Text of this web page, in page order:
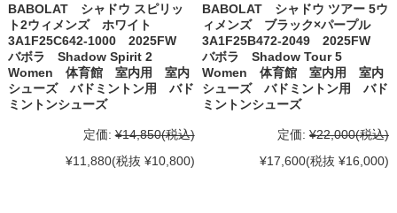
BABOLAT シャドウ スピリッ
ト2ウィメンズ ホワイト
3A1F25C642-1000 2025FW
バボラ Shadow Spirit 2
Women 体育館 室内用 室内
シューズ バドミントン用 バド
ミントンシューズ
定価: ¥14,850(税込)
¥11,880(税抜 ¥10,800)
BABOLAT シャドウ ツアー 5ウ
ィメンズ ブラック×パープル
3A1F25B472-2049 2025FW
バボラ Shadow Tour 5
Women 体育館 室内用 室内
シューズ バドミントン用 バド
ミントンシューズ
定価: ¥22,000(税込)
¥17,600(税抜 ¥16,000)